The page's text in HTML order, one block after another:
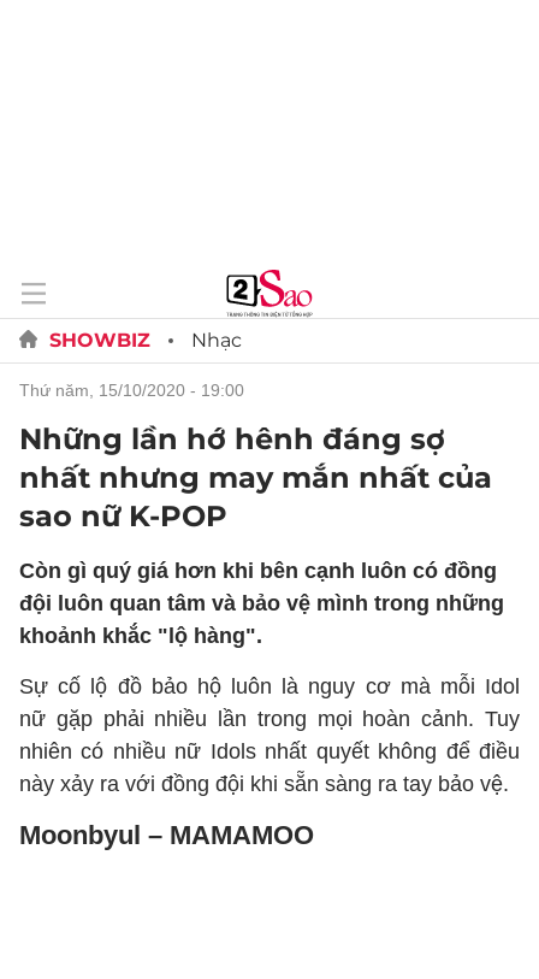
SHOWBIZ Nhạc
thứ năm, 15/10/2020 - 19:00
Những lần hớ hênh đáng sợ
nhất nhưng may mắn nhất của
sao nữ K-POP
Còn gì quý giá hơn khi bên cạnh luôn có đồng
đội luôn quan tâm và bảo vệ mình trong những
khoảnh khắc "lộ hàng".
Sự cố lộ đồ bảo hộ luôn là nguy cơ mà mỗi Idol
nữ gặp phải nhiều lần trong mọi hoàn cảnh. Tuy
nhiên có nhiều nữ Idols nhất quyết không để điều
này xảy ra với đồng đội khi sẵn sàng ra tay bảo vệ.
Moonbyul – MAMAMOO